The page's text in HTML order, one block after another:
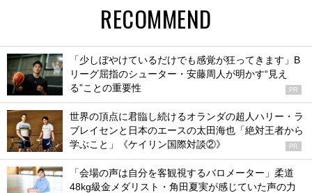
RECOMMEND
「少しぼやけているだけでも感覚が狂ってきます」B
リーグ屈指のシューター・安藤周人が明かす“見え
る”ことの重要性
PR
世界の頂点に君臨し続けるオランダの超人ハリー・ラ
ブレイセンと日本のエースの太田海也「絶対王者から
学ぶこと」《ケイリン国際対談②》
PR
「会場の声は自分を客観視するバロメーター」柔道
48kg級金メダリスト・角田夏実が感じていた声の力